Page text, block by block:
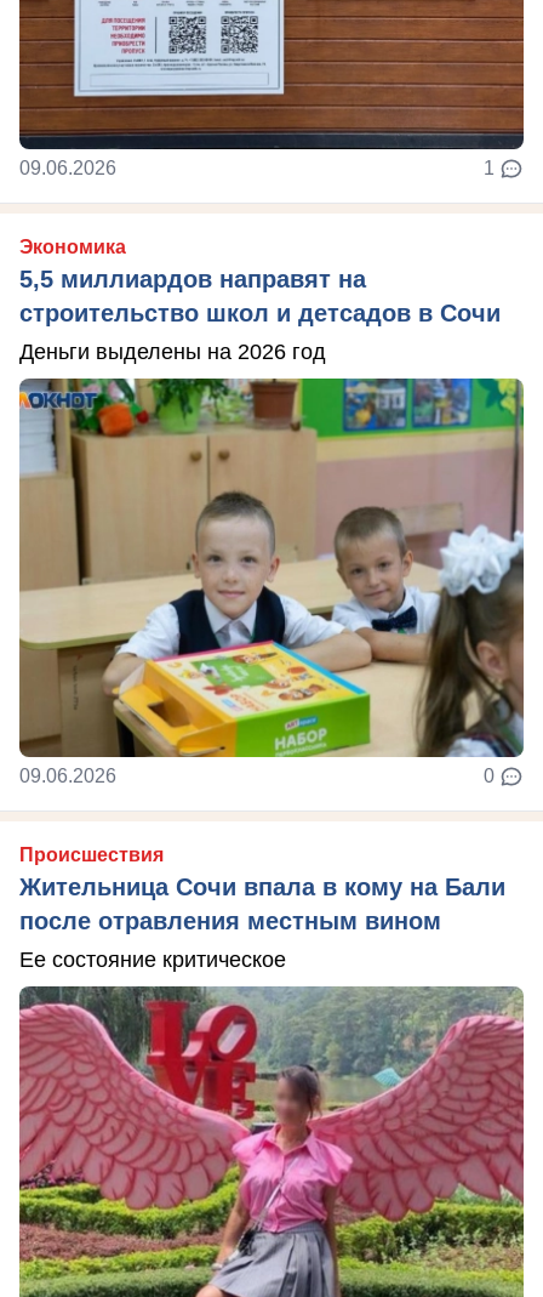
09.06.2026 1
Экономика
5,5 миллиардов направят на
строительство школ и детсадов в Сочи
Деньги выделены на 2026 год
09.06.2026 0
Происшествия
Жительница Сочи впала в кому на Бали
после отравления местным вином
Ее состояние критическое